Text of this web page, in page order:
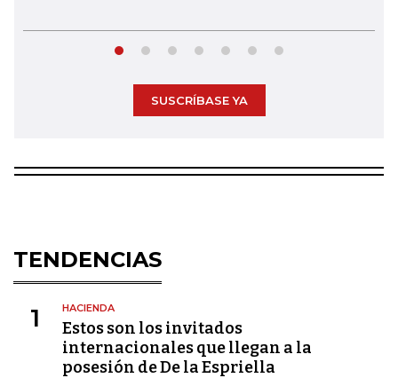
SUSCRÍBASE YA
TENDENCIAS
1 HACIENDA
Estos son los invitados
internacionales que llegan a la
posesión de De la Espriella